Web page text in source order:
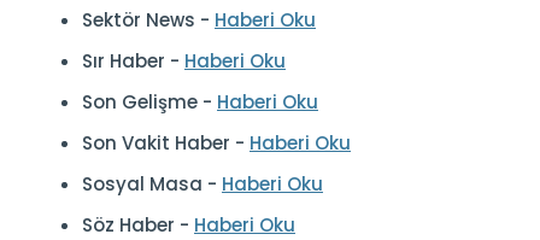
Sektör News - Haberi Oku
Sır Haber - Haberi Oku
Son Gelişme - Haberi Oku
Son Vakit Haber - Haberi Oku
Sosyal Masa - Haberi Oku
Söz Haber - Haberi Oku